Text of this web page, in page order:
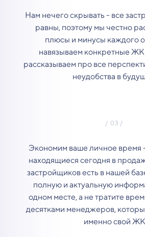
Нам нечего скрывать - все
равны, поэтому мы честно
плюсы и минусы каждого
навязываем конкретные ЖК
рассказываем про все
неудобства в
Экономим ваше личное время
находящиеся сегодня в
застройщиков есть в нашей
полную и актуальную
одном месте, а не тратите
десятками менеджеров,
именно свой ЖК